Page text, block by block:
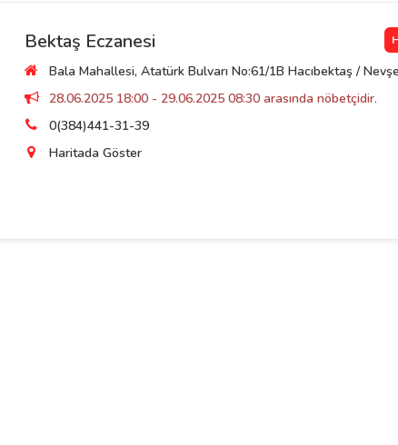
Bektaş Eczanesi
Bala Mahallesi, Atatürk Bulvarı No:61/1B Hacıbektaş /
28.06.2025 18:00 - 29.06.2025 08:30 arasında nöbetçidir.
0(384)441-31-39
Haritada Göster